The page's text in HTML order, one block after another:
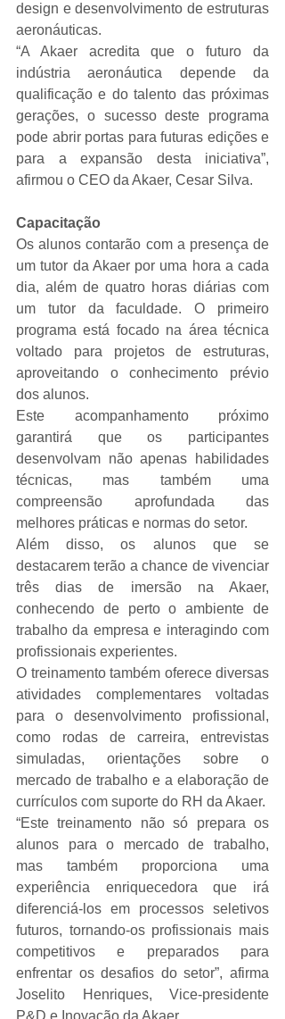
design e desenvolvimento de estruturas
aeronáuticas.
“A Akaer acredita que o futuro da
indústria aeronáutica depende da
qualificação e do talento das próximas
gerações, o sucesso deste programa
pode abrir portas para futuras edições e
para a expansão desta iniciativa”,
afirmou o CEO da Akaer, Cesar Silva.
Capacitação
Os alunos contarão com a presença de
um tutor da Akaer por uma hora a cada
dia, além de quatro horas diárias com
um tutor da faculdade. O primeiro
programa está focado na área técnica
voltado para projetos de estruturas,
aproveitando o conhecimento prévio
dos alunos.
Este acompanhamento próximo
garantirá que os participantes
desenvolvam não apenas habilidades
técnicas, mas também uma
compreensão aprofundada das
melhores práticas e normas do setor.
Além disso, os alunos que se
destacarem terão a chance de vivenciar
três dias de imersão na Akaer,
conhecendo de perto o ambiente de
trabalho da empresa e interagindo com
profissionais experientes.
O treinamento também oferece diversas
atividades complementares voltadas
para o desenvolvimento profissional,
como rodas de carreira, entrevistas
simuladas, orientações sobre o
mercado de trabalho e a elaboração de
currículos com suporte do RH da Akaer.
“Este treinamento não só prepara os
alunos para o mercado de trabalho,
mas também proporciona uma
experiência enriquecedora que irá
diferenciá-los em processos seletivos
futuros, tornando-os profissionais mais
competitivos e preparados para
enfrentar os desafios do setor”, afirma
Joselito Henriques, Vice-presidente
P&D e Inovação da Akaer.